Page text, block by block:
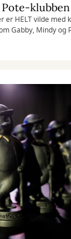
klubben
er HELT vilde med
Gabby, Mindy og
Der er nemlig